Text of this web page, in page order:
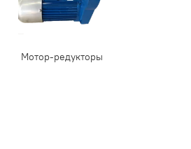
Мотор-редукторы